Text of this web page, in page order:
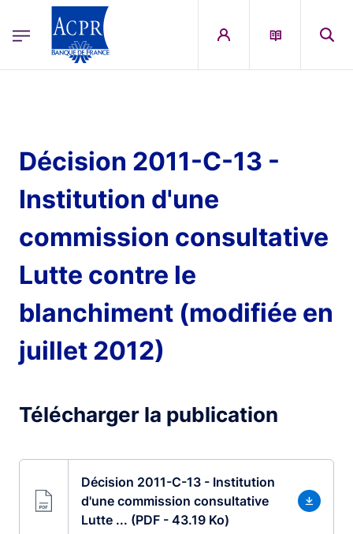
ACPR Menu Principal (French)
Décision 2011-C-13 -
Institution d'une
commission consultative
Lutte contre le
blanchiment (modifiée en
juillet 2012)
Télécharger la publication
Décision 2011-C-13 - Institution
d'une commission consultative
Lutte ... (PDF - 43.19 Ko)